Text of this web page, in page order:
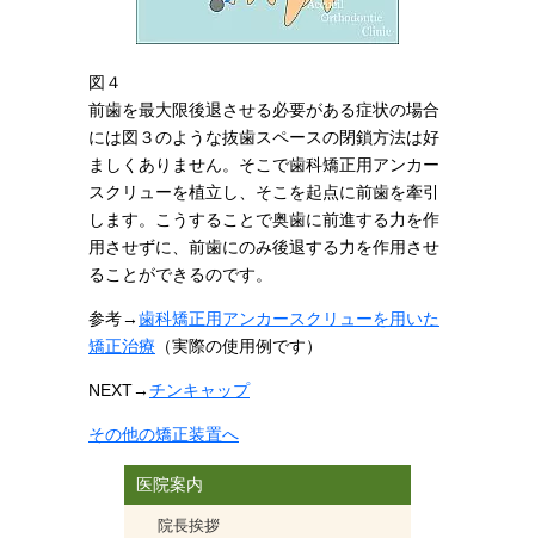
図４
前歯を最大限後退させる必要がある症状の場合
には図３のような抜歯スペースの閉鎖方法は好
ましくありません。そこで歯科矯正用アンカー
スクリューを植立し、そこを起点に前歯を牽引
します。こうすることで奥歯に前進する力を作
用させずに、前歯にのみ後退する力を作用させ
ることができるのです。
参考→歯科矯正用アンカースクリューを用いた
矯正治療 （実際の使用例です）
NEXT→チンキャップ
その他の矯正装置へ
医院案内
院長挨拶